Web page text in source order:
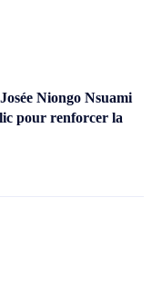
Niongo Nsuami
pour renforcer la